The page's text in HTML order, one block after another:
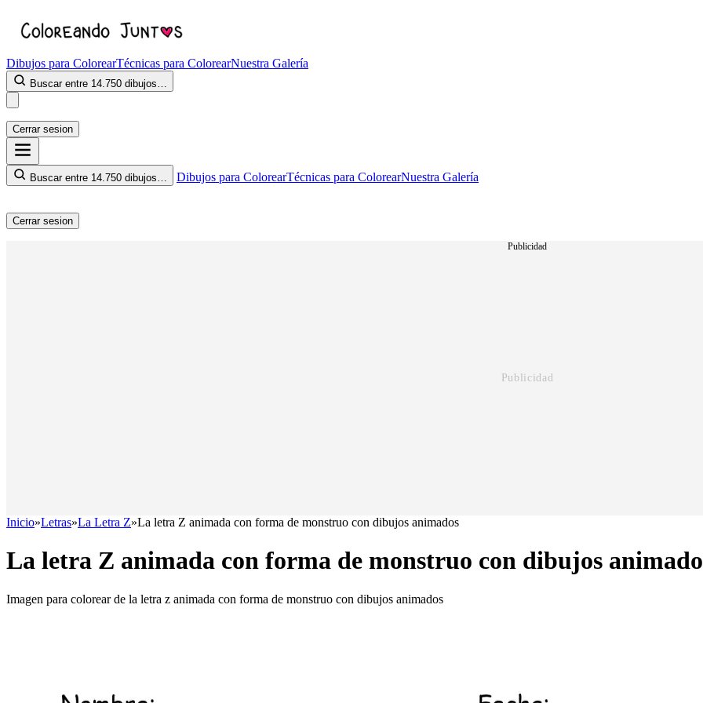
Dibujos para ColorearTécnicas para ColorearNuestra Galería
Buscar entre 14.750 dibujos…
Cerrar sesion
Buscar entre 14.750 dibujos… Dibujos para ColorearTécnicas para ColorearNuestra Galería
Cerrar sesion
Publicidad
Inicio»Letras»La Letra Z»La letra Z animada con forma de monstruo con dibujos animados
La letra Z animada con forma de monstruo con dibujos
Imagen para colorear de la letra z animada con forma de monstruo con dibujos animados